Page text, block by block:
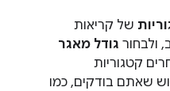
של קריאות
ולבחורגודל מאגר
קטגוריות
שאתם בודקים, כמו